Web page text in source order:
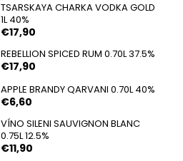
TSARSKAYA CHARKA VODKA GOLD
1L 40%
€17,90
REBELLION SPICED RUM 0.70L 37.5%
€17,90
APPLE BRANDY QARVANI 0.70L 40%
€6,60
VÍNO SILENI SAUVIGNON BLANC
0.75L 12.5%
€11,90